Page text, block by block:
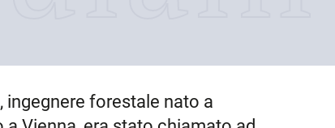
ingegnere forestale nato a